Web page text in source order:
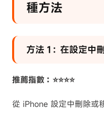
種方法
方法 1：在設定中
推薦指數：⭐⭐⭐⭐
從 iPhone 設定中刪除或